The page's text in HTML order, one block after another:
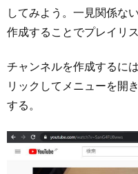
してみよう。一見関係な
作成することでプレイリ
チャンネルを作成するに
リックしてメニューを開
する。